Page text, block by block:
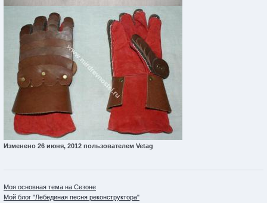
Изменено 26 июня, 2012 пользователем Vetag
Моя основная тема на Сезоне
Мой блог "Лебединая песня реконструктора"